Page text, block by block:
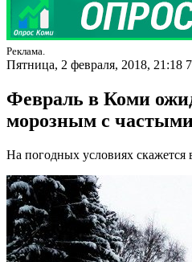
Реклама.
Пятница, 2 февраля, 2018, 21:18
Февраль в Коми
морозным с
На погодных условиях скажется